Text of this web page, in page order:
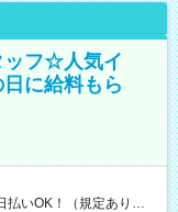
ッフ☆人気イ
に給料もら